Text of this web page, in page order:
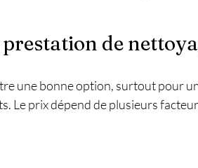
de
une bonne option, surtout pour
Le prix dépend de plusieurs